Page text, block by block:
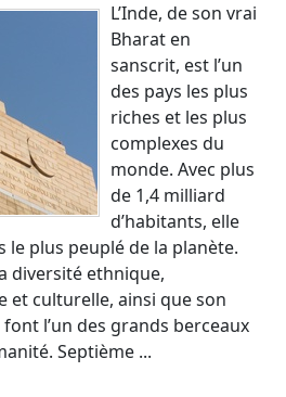
L’Inde, de son vrai
Bharat en
sanscrit, est l’un
des pays les plus
riches et les plus
complexes du
monde. Avec plus
de 1,4 milliard
d’habitants, elle
le plus peuplé de la planète.
diversité ethnique,
et culturelle, ainsi que son
l’un des grands berceaux
Septième ...